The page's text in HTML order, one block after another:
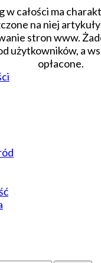
w całości ma
na niej
stron www.
użytkowników, a
opłacone.